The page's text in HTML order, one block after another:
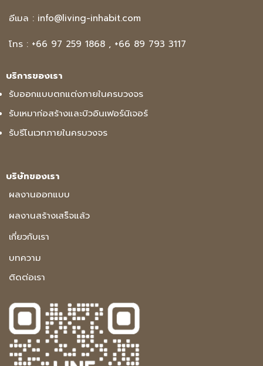
อีเมล : info@living-inhabit.com
โทร : +66 97 259 1868 , +66 89 793 3117
ริการของเรา
รับออกแบบตกแต่งภายในครบวงจร
รับเหมาก่อสร้างและบิวอินเฟอร์นิเจอร์
รับรีโนเวทภายในครบวงจร
ริษัทของเรา
ผลงานออกแบบ
ผลงานสร้างเสร็จแล้ว
เกี่ยวกับเรา
บทความ
ติดต่อเรา